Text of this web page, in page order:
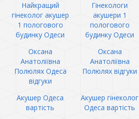
Найкращий
гінеколог акушер
1 пологового
будинку Одеси
Гінекологи
акушери 1
пологового
будинку Одеси
Оксана
Анатоліївна
Полюлях Одеса
відгуки
Оксана
Анатоліївна
Полюлях відгуки
Акушер Одеса
вартість
Акушер гінеколог
Одеса вартість